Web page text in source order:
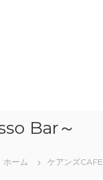
Bar～
ホーム ケアンズCAFE